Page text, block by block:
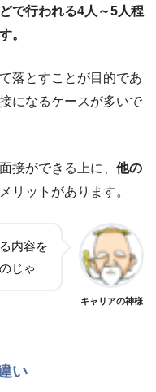
で行われる4人～5人程
。
落とすことが目的であ
になるケースが多いで
接ができる上に、 他の
メリットがあります。
内容を
じゃ
キャリアの神様
い